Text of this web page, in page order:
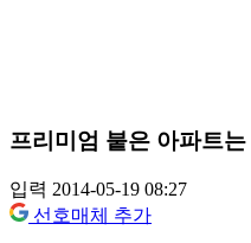
프리미엄 붙은 아파트
입력 2014-05-19 08:27
선호매체 추가